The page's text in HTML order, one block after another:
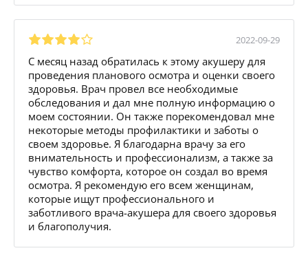
2022-09-29
С месяц назад обратилась к этому акушеру для
проведения планового осмотра и оценки своего
здоровья. Врач провел все необходимые
обследования и дал мне полную информацию о
моем состоянии. Он также порекомендовал мне
некоторые методы профилактики и заботы о
своем здоровье. Я благодарна врачу за его
внимательность и профессионализм, а также за
чувство комфорта, которое он создал во время
осмотра. Я рекомендую его всем женщинам,
которые ищут профессионального и
заботливого врача-акушера для своего здоровья
и благополучия.